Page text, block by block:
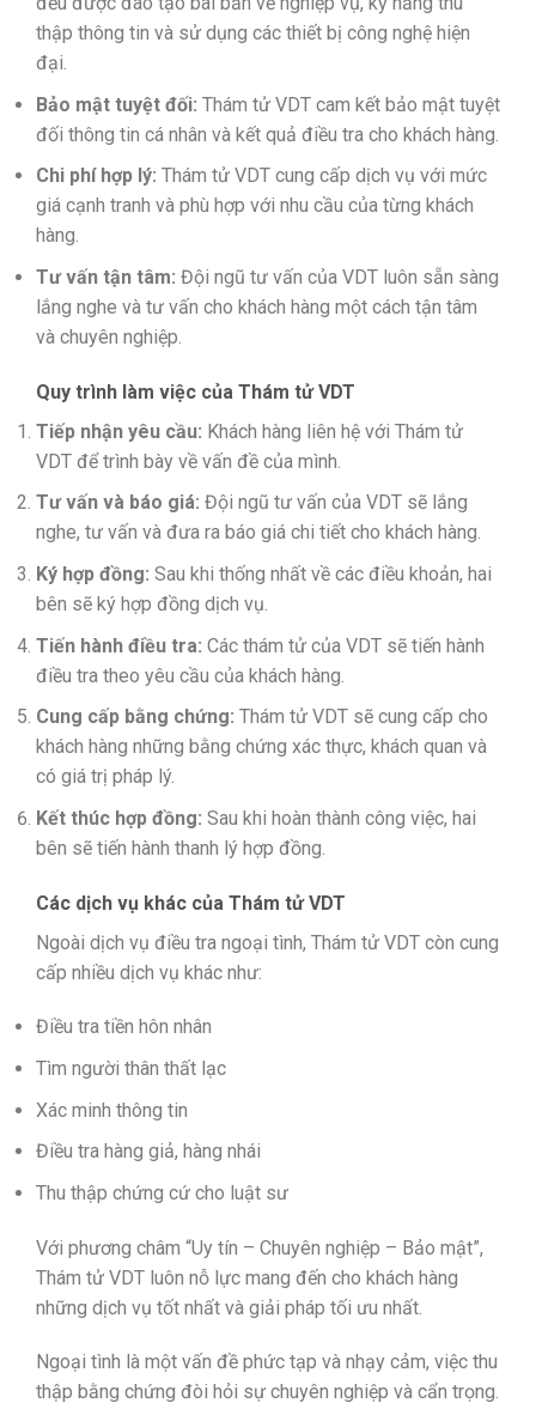
thập thông tin và sử dụng các thiết bị công nghệ hiện
đại.
Bảo mật tuyệt đối: Thám tử VDT cam kết bảo mật tuyệt
đối thông tin cá nhân và kết quả điều tra cho khách hàng.
Chi phí hợp lý: Thám tử VDT cung cấp dịch vụ với mức
giá cạnh tranh và phù hợp với nhu cầu của từng khách
hàng.
Tư vấn tận tâm: Đội ngũ tư vấn của VDT luôn sẵn sàng
lắng nghe và tư vấn cho khách hàng một cách tận tâm
và chuyên nghiệp.
Quy trình làm việc của Thám tử VDT
Tiếp nhận yêu cầu: Khách hàng liên hệ với Thám tử
VDT để trình bày về vấn đề của mình.
Tư vấn và báo giá: Đội ngũ tư vấn của VDT sẽ lắng
nghe, tư vấn và đưa ra báo giá chi tiết cho khách hàng.
Ký hợp đồng: Sau khi thống nhất về các điều khoản, hai
bên sẽ ký hợp đồng dịch vụ.
Tiến hành điều tra: Các thám tử của VDT sẽ tiến hành
điều tra theo yêu cầu của khách hàng.
Cung cấp bằng chứng: Thám tử VDT sẽ cung cấp cho
khách hàng những bằng chứng xác thực, khách quan và
có giá trị pháp lý.
Kết thúc hợp đồng: Sau khi hoàn thành công việc, hai
bên sẽ tiến hành thanh lý hợp đồng.
Các dịch vụ khác của Thám tử VDT
Ngoài dịch vụ điều tra ngoại tình, Thám tử VDT còn cung
cấp nhiều dịch vụ khác như:
Điều tra tiền hôn nhân
Tìm người thân thất lạc
Xác minh thông tin
Điều tra hàng giả, hàng nhái
Thu thập chứng cứ cho luật sư
Với phương châm “Uy tín – Chuyên nghiệp – Bảo mật”,
Thám tử VDT luôn nỗ lực mang đến cho khách hàng
những dịch vụ tốt nhất và giải pháp tối ưu nhất.
Ngoại tình là một vấn đề phức tạp và nhạy cảm, việc thu
thập bằng chứng đòi hỏi sự chuyên nghiệp và cẩn trọng.